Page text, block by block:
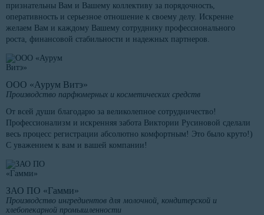
признательны Вам и Вашему коллективу за порядочность,
оперативность и серьезное отношение к своему делу. Искренне
желаем Вам и каждому Вашему сотруднику профессионального
роста, финансовой стабильности и надежных партнеров.
ООО «Аурум Витэ»
Производство парфюмерных и косметических средств
От всей души благодарю за великолепное сотрудничество!
Профессионализм и искренняя забота Виктории Русиновой сделали
весь процесс регистрации абсолютно комфортным! Это было круто!)
С уважением к вам и вашей компании!
ЗАО ПО «Гамми»
Производство ингредиентов для молочной, кондитерской и
хлебопекарной промышленности